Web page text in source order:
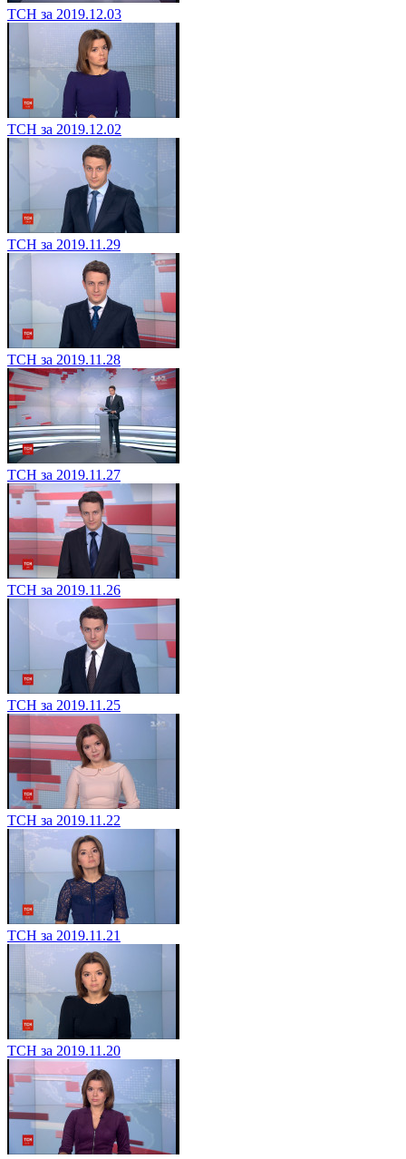
ТСН за 2019.12.03
ТСН за 2019.12.02
ТСН за 2019.11.29
ТСН за 2019.11.28
ТСН за 2019.11.27
ТСН за 2019.11.26
ТСН за 2019.11.25
ТСН за 2019.11.22
ТСН за 2019.11.21
ТСН за 2019.11.20